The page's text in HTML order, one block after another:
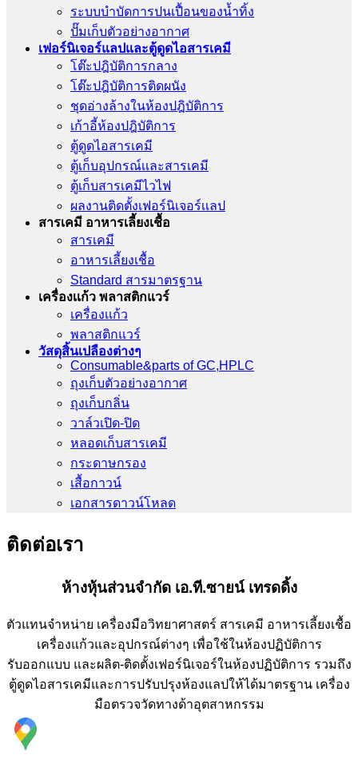
ระบบบำบัดการปนเปื้อนของน้ำทิ้ง
ปั๊มเก็บตัวอย่างอากาศ
เฟอร์นิเจอร์แลปและตู้ดูดไอสารเคมี
โต๊ะปฎิบัติการกลาง
โต๊ะปฎิบัติการติดผนัง
ชุดอ่างล้างในห้องปฎิบัติการ
เก้าอี้ห้องปฎิบัติการ
ตู้ดูดไอสารเคมี
ตู้เก็บอุปกรณ์เเละสารเคมี
ตู้เก็บสารเคมีไวไฟ
ผลงานติดตั้งเฟอร์นิเจอร์เเลป
สารเคมี อาหารเลี้ยงเชื้อ
สารเคมี
อาหารเลี้ยงเชื้อ
Standard สารมาตรฐาน
เครื่องเเก้ว พลาสติกแวร์
เครื่องเเก้ว
พลาสติกแวร์
วัสดุสิ้นเปลืองต่างๆ
Consumable&parts of GC,HPLC
ถุงเก็บตัวอย่างอากาศ
ถุงเก็บกลิ่น
วาล์วเปิด-ปิด
หลอดเก็บสารเคมี
กระดาษกรอง
เสื้อกาวน์
เอกสารดาวน์โหลด
ติดต่อเรา
ห้างหุ้นส่วนจำกัด เอ.ที.ซายน์ เทรดดิ้ง
ตัวแทนจำหน่าย เครื่องมือวิทยาศาสตร์ สารเคมี อาหารเลี้ยงเชื้อ
เครื่องแก้วและอุปกรณ์ต่างๆ เพื่อใช้ในห้องปฏิบัติการ
รับออกแบบ และผลิต-ติดตั้งเฟอร์นิเจอร์ในห้องปฏิบัติการ รวมถึง
ตู้ดูดไอสารเคมีและการปรับปรุงห้องแลปให้ได้มาตรฐาน เครื่อง
มือตรวจวัดทางด้าอุตสาหกรรม